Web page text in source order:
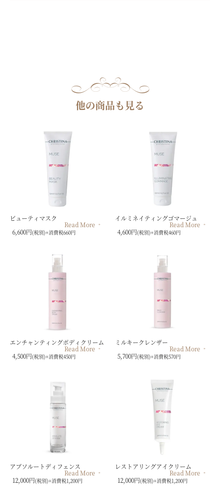
他の商品も見る
ビューティマスク
6,600円(税別)+消費税660円
Read More
イルミネイティングゴマージュ
4,600円(税別)+消費税460円
Read More
エンチャンティングボディクリーム
4,500円(税別)+消費税450円
Read More
ミルキークレンザー
5,700円(税別)+消費税570円
Read More
アブソルートディフェンス
12,000円(税別)+消費税1,200円
Read More
レストアリングアイクリーム
12,000円(税別)+消費税1,200円
Read More